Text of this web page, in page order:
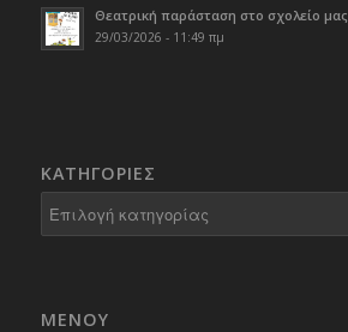
Θεατρική παράσταση στο σχολείο μας.
29/03/2026 - 11:49 πμ
KΑΤΗΓΟΡΊΕΣ
ΜΕΝΟΥ